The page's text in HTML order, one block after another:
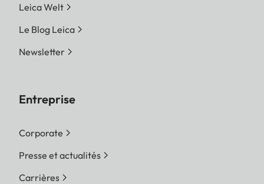
Leica Welt
Le Blog Leica
Newsletter
Entreprise
Corporate
Presse et actualités
Carrières